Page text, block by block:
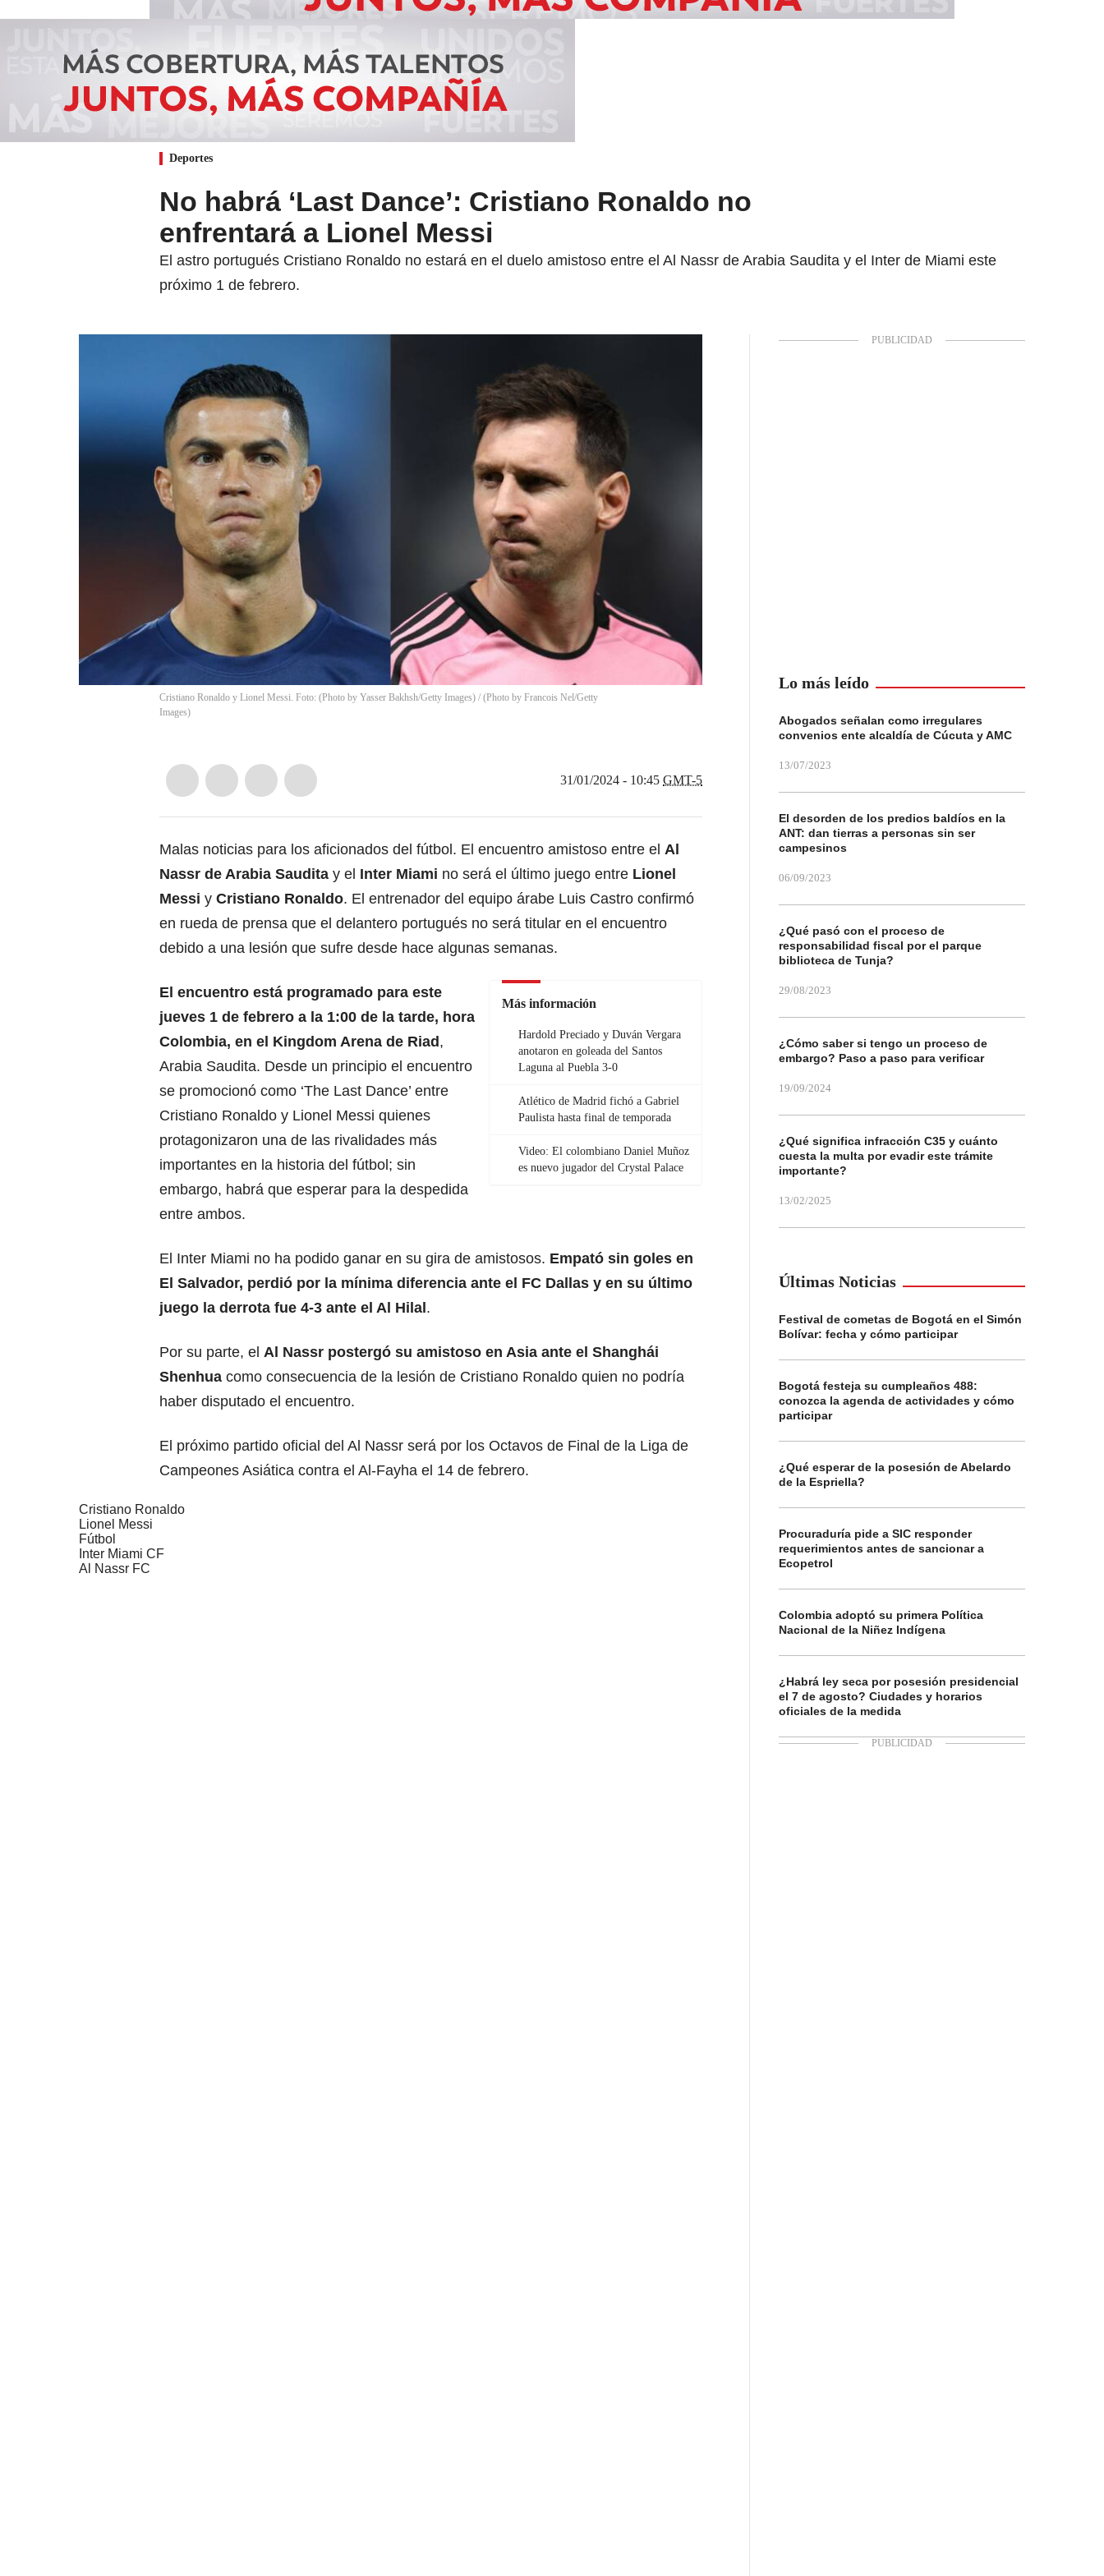
Deportes
No habrá ‘Last Dance’: Cristiano Ronaldo no
enfrentará a Lionel Messi
El astro portugués Cristiano Ronaldo no estará en el duelo amistoso entre el Al Nassr de Arabia Saudita y el Inter de Miami este
próximo 1 de febrero.
Cristiano Ronaldo y Lionel Messi. Foto: (Photo by Yasser Bakhsh/Getty Images) / (Photo by Francois Nel/Getty
Images)
31/01/2024 - 10:45 GMT-5
Malas noticias para los aficionados del fútbol. El encuentro amistoso entre el Al
Nassr de Arabia Saudita y el Inter Miami no será el último juego entre Lionel
Messi y Cristiano Ronaldo. El entrenador del equipo árabe Luis Castro confirmó
en rueda de prensa que el delantero portugués no será titular en el encuentro
debido a una lesión que sufre desde hace algunas semanas.
Más información
Hardold Preciado y Duván Vergara
anotaron en goleada del Santos
Laguna al Puebla 3-0
Atlético de Madrid fichó a Gabriel
Paulista hasta final de temporada
Video: El colombiano Daniel Muñoz
es nuevo jugador del Crystal Palace
El encuentro está programado para este
jueves 1 de febrero a la 1:00 de la tarde, hora
Colombia, en el Kingdom Arena de Riad,
Arabia Saudita. Desde un principio el encuentro
se promocionó como ‘The Last Dance’ entre
Cristiano Ronaldo y Lionel Messi quienes
protagonizaron una de las rivalidades más
importantes en la historia del fútbol; sin
embargo, habrá que esperar para la despedida
entre ambos.
El Inter Miami no ha podido ganar en su gira de amistosos. Empató sin goles en
El Salvador, perdió por la mínima diferencia ante el FC Dallas y en su último
juego la derrota fue 4-3 ante el Al Hilal.
Por su parte, el Al Nassr postergó su amistoso en Asia ante el Shanghái
Shenhua como consecuencia de la lesión de Cristiano Ronaldo quien no podría
haber disputado el encuentro.
El próximo partido oficial del Al Nassr será por los Octavos de Final de la Liga de
Campeones Asiática contra el Al-Fayha el 14 de febrero.
Cristiano Ronaldo
Lionel Messi
Fútbol
Inter Miami CF
Al Nassr FC
Lo más leído
Abogados señalan como irregulares
convenios ente alcaldía de Cúcuta y AMC
13/07/2023
El desorden de los predios baldíos en la
ANT: dan tierras a personas sin ser
campesinos
06/09/2023
¿Qué pasó con el proceso de
responsabilidad fiscal por el parque
biblioteca de Tunja?
29/08/2023
¿Cómo saber si tengo un proceso de
embargo? Paso a paso para verificar
19/09/2024
¿Qué significa infracción C35 y cuánto
cuesta la multa por evadir este trámite
importante?
13/02/2025
Últimas Noticias
Festival de cometas de Bogotá en el Simón
Bolívar: fecha y cómo participar
Bogotá festeja su cumpleaños 488:
conozca la agenda de actividades y cómo
participar
¿Qué esperar de la posesión de Abelardo
de la Espriella?
Procuraduría pide a SIC responder
requerimientos antes de sancionar a
Ecopetrol
Colombia adoptó su primera Política
Nacional de la Niñez Indígena
¿Habrá ley seca por posesión presidencial
el 7 de agosto? Ciudades y horarios
oficiales de la medida